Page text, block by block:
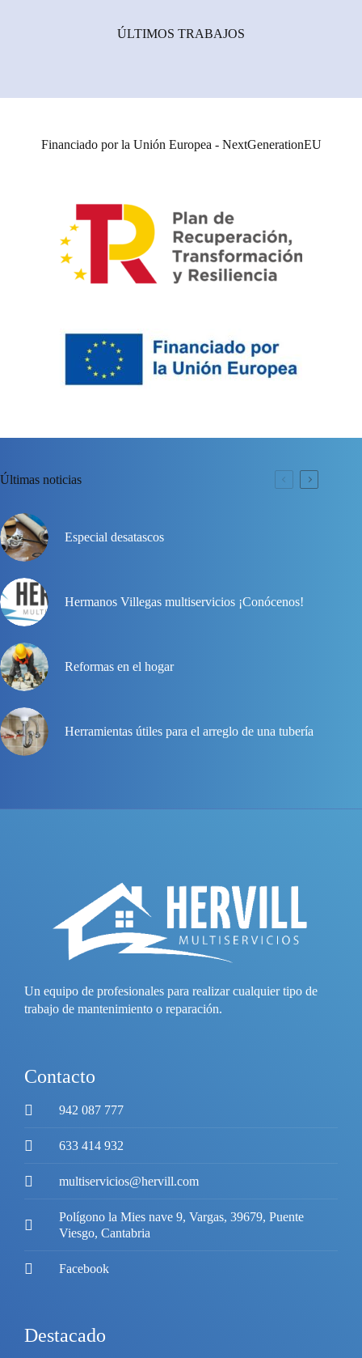
ÚLTIMOS TRABAJOS
Financiado por la Unión Europea - NextGenerationEU
Últimas noticias
Especial desatascos
Hermanos Villegas multiservicios ¡Conócenos!
Reformas en el hogar
Herramientas útiles para el arreglo de una tubería
Un equipo de profesionales para realizar cualquier tipo de
trabajo de mantenimiento o reparación.
Contacto
942 087 777
633 414 932
multiservicios@hervill.com
Polígono la Mies nave 9, Vargas, 39679, Puente
Viesgo, Cantabria
Facebook
Destacado